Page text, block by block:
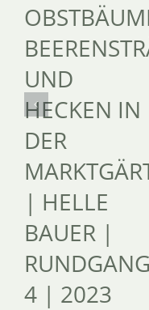
UND
HECKEN IN
DER
| HELLE
BAUER |
RUNDGANG
4 | 2023